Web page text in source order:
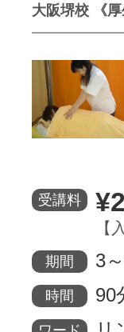
大阪堺校 《
受講料
【
期間 3
時間 90